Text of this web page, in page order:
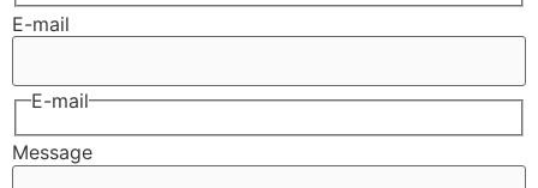
E-mail
E-mail
Message